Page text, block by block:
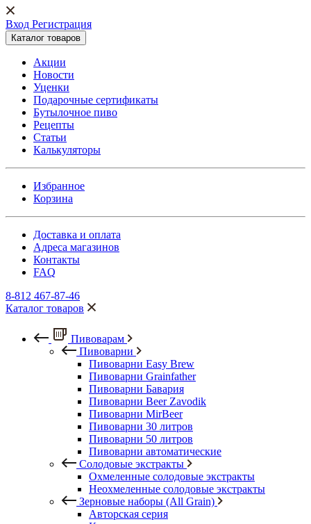
Вход Регистрация
Каталог товаров
Акции
Новости
Уценки
Подарочные сертификаты
Бутылочное пиво
Рецепты
Статьи
Калькуляторы
Избранное
Корзина
Доставка и оплата
Адреса магазинов
Контакты
FAQ
8-812 467-87-46
Каталог товаров
Пивоварам
Пивоварни
Пивоварни Easy Brew
Пивоварни Grainfather
Пивоварни Бавария
Пивоварни Beer Zavodik
Пивоварни MirBeer
Пивоварни 30 литров
Пивоварни 50 литров
Пивоварни автоматические
Солодовые экстракты
Охмеленные солодовые экстракты
Неохмеленные солодовые экстракты
Зерновые наборы (All Grain)
Авторская серия